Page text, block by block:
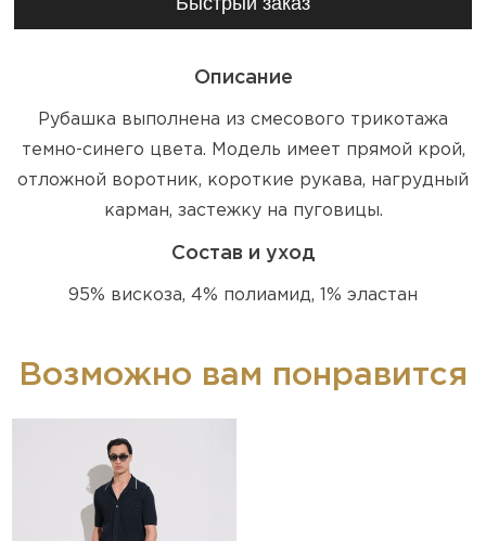
Описание
Рубашка выполнена из смесового трикотажа
темно-синего цвета. Модель имеет прямой крой,
отложной воротник, короткие рукава, нагрудный
карман, застежку на пуговицы.
Состав и уход
95% вискоза, 4% полиамид, 1% эластан
Возможно вам понравится